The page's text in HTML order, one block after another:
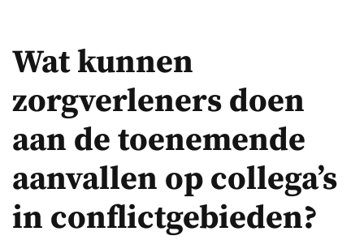
Wat kunnen
zorgverleners doen
aan de toenemende
aanvallen op collega’s
in conflictgebieden?